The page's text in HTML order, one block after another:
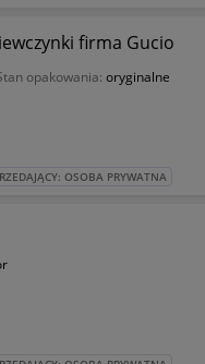
firma Gucio
opakowania: oryginalne
OSOBA PRYWATNA